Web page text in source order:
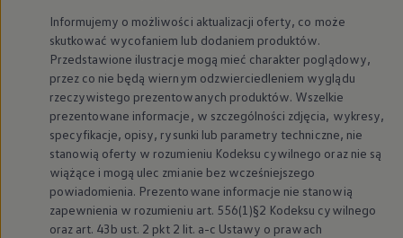
Newsletter ID.
Społeczność Volkswagena
Znajdź Dealera
Zapisz się na jazdę próbną
Informujemy o możliwości aktualizacji oferty, co może
skutkować wycofaniem lub dodaniem produktów.
Przedstawione ilustracje mogą mieć charakter poglądowy,
przez co nie będą wiernym odzwierciedleniem wyglądu
rzeczywistego prezentowanych produktów. Wszelkie
prezentowane informacje, w szczególności zdjęcia, wykresy,
specyfikacje, opisy, rysunki lub parametry techniczne, nie
stanowią oferty w rozumieniu Kodeksu cywilnego oraz nie są
wiążące i mogą ulec zmianie bez wcześniejszego
powiadomienia. Prezentowane informacje nie stanowią
zapewnienia w rozumieniu art. 556(1)§2 Kodeksu cywilnego
oraz art. 43b ust. 2 pkt 2 lit. a-c Ustawy o prawach